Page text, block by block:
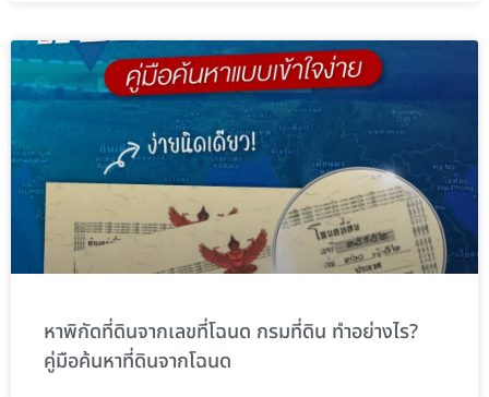
หาพิกัดที่ดินจากเลขที่โฉนด กรมที่ดิน ทำอย่างไร?
คู่มือค้นหาที่ดินจากโฉนด